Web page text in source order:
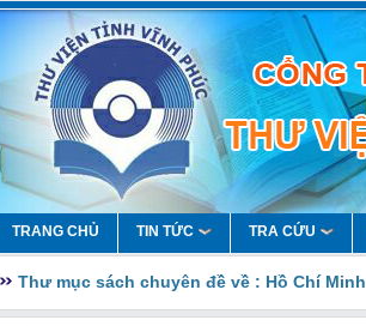
TRANG CHỦ TIN TỨC TRA CỨU
Thư mục sách chuyên đề về : Hồ Chí Minh